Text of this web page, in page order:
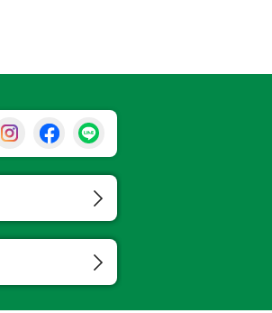
那須烏山市公式X
那須烏山市公式Instagram
那須烏山市公式Facebook